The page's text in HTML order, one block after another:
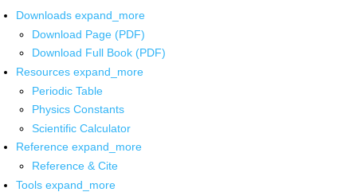
Downloads expand_more
Download Page (PDF)
Download Full Book (PDF)
Resources expand_more
Periodic Table
Physics Constants
Scientific Calculator
Reference expand_more
Reference & Cite
Tools expand_more